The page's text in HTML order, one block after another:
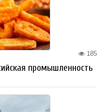
185
промышленность